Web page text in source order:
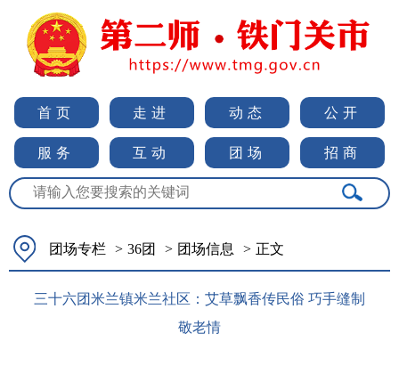
首页 走进 动态 公开
服务 互动 团场 招商
团场专栏 > 36团 > 团场信息 > 正文
三十六团米兰镇米兰社区：艾草飘香传民俗 巧手缝制
敬老情